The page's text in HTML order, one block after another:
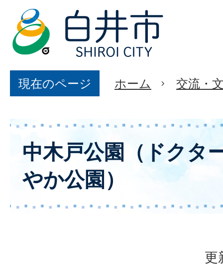
現在のページ ホーム 交流・
中木戸公園（ドクタ
やか公園）
更